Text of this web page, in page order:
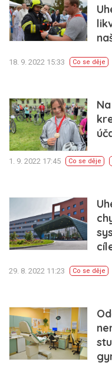
18. 9. 2022 15:33 Co se děje
1. 9. 2022 17:45 Co se děje
29. 8. 2022 11:23 Co se děje